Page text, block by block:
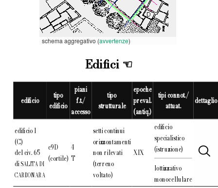
schema aggregativo (avvertenze)
Edifici
edificio
tipo
edificio
piani
f.t./
accesso
tipo
strutturale
epoche
preval.
(antiq.)
tipi connot./
attuat.
dettaglio
edificio 1
(C)
del civ. 65
diSALITA DI
CARBONARA
c9D
(cortile)
4
T
setti continui
orizzontamenti
non rilevati
(terreno
voltato)
XIX
edificio
specialistico
(istruzione)
lottizzativo
monocellulare